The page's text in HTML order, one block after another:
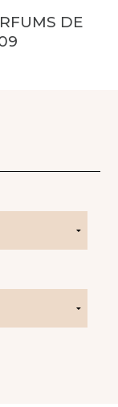
DE